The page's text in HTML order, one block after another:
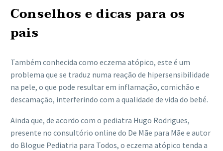
Conselhos e dicas para os
pais
Também conhecida como eczema atópico, este é um
problema que se traduz numa reação de hipersensibilidade
na pele, o que pode resultar em inflamação, comichão e
descamação, interferindo com a qualidade de vida do bebé.
Ainda que, de acordo com o pediatra Hugo Rodrigues,
presente no consultório online do De Mãe para Mãe e autor
do Blogue Pediatria para Todos, o eczema atópico tenda a